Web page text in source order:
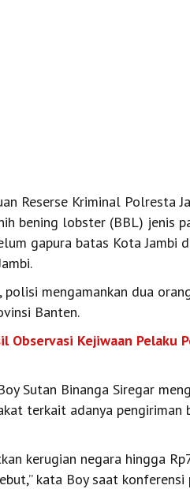
Reserse Kriminal Polresta
bening lobster (BBL) jenis
gapura batas Kota Jambi
mengamankan dua
Banten.
Observasi Kejiwaan Pelaku
Sutan Binanga Siregar
terkait adanya
kerugian negara hingga
kata Boy saat